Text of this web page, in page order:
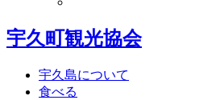
宇久町観光協会
宇久島について
食べる